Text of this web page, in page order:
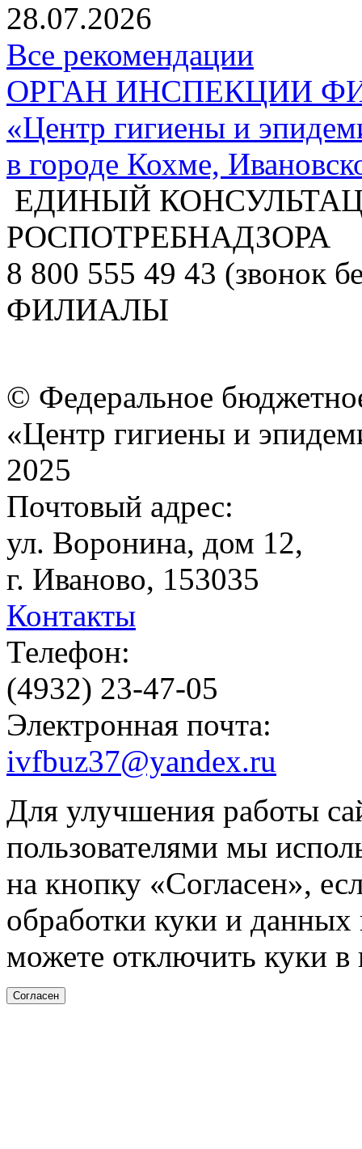
28.07.2026
Все рекомендации
ОРГАН ИНСПЕКЦИИ
«Центр гигиены и
в городе Кохме,
ЕДИНЫЙ
РОСПОТРЕБНАДЗОРА
8 800 555 49 43 (звонок
ФИЛИАЛЫ
© Федеральное
«Центр гигиены и
2025
Почтовый адрес:
ул. Воронина, дом 12,
г. Иваново, 153035
Контакты
Телефон:
(4932) 23-47-05
Электронная почта:
ivfbuz37@yandex.ru
Для улучшения работы
пользователями мы
на кнопку «Согласен»,
обработки куки и данных
можете отключить куки в
Согласен